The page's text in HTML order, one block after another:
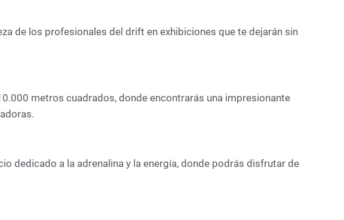
de los profesionales del drift en exhibiciones que te dejarán sin
metros cuadrados, donde encontrarás una impresionante
dedicado a la adrenalina y la energía, donde podrás disfrutar de